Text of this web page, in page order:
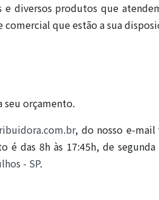
e diversos produtos que
que estão a sua
seu orçamento.
, do nosso e-mail
é das 8h às 17:45h, de
- SP.